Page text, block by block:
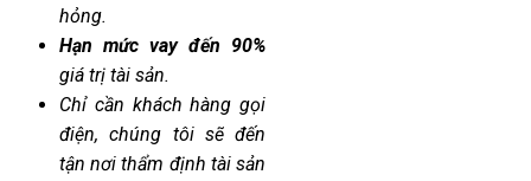
hỏng.
Hạn mức vay đến 90%
giá trị tài sản.
Chỉ cần khách hàng gọi
điện, chúng tôi sẽ đến
tận nơi thẩm định tài sản